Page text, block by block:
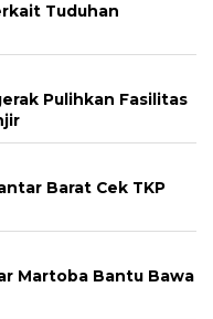
Tuduhan
Pulihkan Fasilitas
Barat Cek TKP
Martoba Bantu Bawa